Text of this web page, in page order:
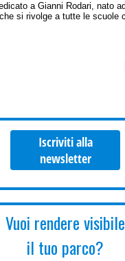
a Gianni Rodari, nato
si rivolge a tutte le scuole
Iscriviti alla
newsletter
Vuoi rendere visibile
il tuo parco?